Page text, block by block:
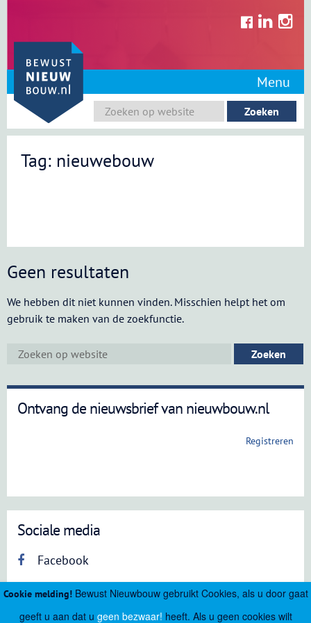
Cookie melding!Bewust Nieuwbouw gebruikt Cookies, als u door gaat
geeft u aan dat u geen bezwaar! heeft. Als u geen cookies wilt
content
Menu
Tag: nieuwebouw
Geen resultaten
We hebben dit niet kunnen vinden. Misschien helpt het om
gebruik te maken van de zoekfunctie.
Ontvang de nieuwsbrief van nieuwbouw.nl
Registreren
Sociale media
Facebook